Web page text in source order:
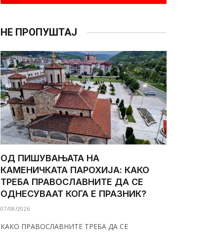
НЕ ПРОПУШТАЈ
ОД ПИШУВАЊАТА НА
КАМЕНИЧКАТА ПАРОХИЈА: КАКО
ТРЕБА ПРАВОСЛАВНИТЕ ДА СЕ
ОДНЕСУВААТ КОГА Е ПРАЗНИК?
07/08/2026
КАКО ПРАВОСЛАВНИТЕ ТРЕБА ДА СЕ